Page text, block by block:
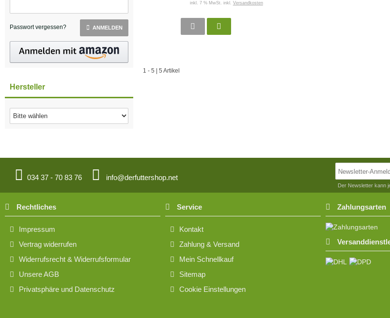
inkl. 7 % MwSt. inkl. Versandkosten
1 - 5 5 Artikel
Passwort vergessen? ANMELDEN
Hersteller
034 37 - 70 83 76 info@derfuttershop.net
Der Newsletter kann
Rechtliches
Impressum
Vertrag widerrufen
Widerrufsrecht & Widerrufsformular
Unsere AGB
Privatsphäre und Datenschutz
Service
Kontakt
Zahlung & Versand
Mein Schnellkauf
Sitemap
Cookie Einstellungen
Zahlungsarten